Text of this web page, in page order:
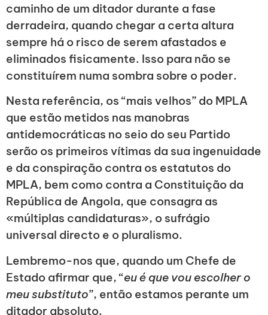
caminho de um ditador durante a fase
derradeira, quando chegar a certa altura
sempre há o risco de serem afastados e
eliminados fisicamente. Isso para não se
constituírem numa sombra sobre o poder.
Nesta referência, os “mais velhos” do MPLA
que estão metidos nas manobras
antidemocráticas no seio do seu Partido
serão os primeiros vítimas da sua ingenuidade
e da conspiração contra os estatutos do
MPLA, bem como contra a Constituição da
República de Angola, que consagra as
«múltiplas candidaturas», o sufrágio
universal directo e o pluralismo.
Lembremo-nos que, quando um Chefe de
Estado afirmar que, “eu é que vou escolher o
meu substituto”, então estamos perante um
ditador absoluto.